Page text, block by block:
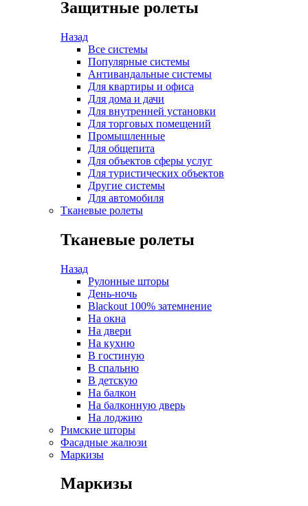
Защитные ролеты
Назад
Все системы
Популярные системы
Антивандальные системы
Для квартиры и офиса
Для дома и дачи
Для внутренней установки
Для торговых помещений
Промышленные
Для общепита
Для объектов сферы услуг
Для туристических объектов
Другие системы
Для автомобиля
Тканевые ролеты
Тканевые ролеты
Назад
Рулонные шторы
День-ночь
Blackout 100% затемнение
На окна
На двери
На кухню
В гостиную
В спальню
В детскую
На балкон
На балконную дверь
На лоджию
Римские шторы
Фасадные жалюзи
Маркизы
Маркизы